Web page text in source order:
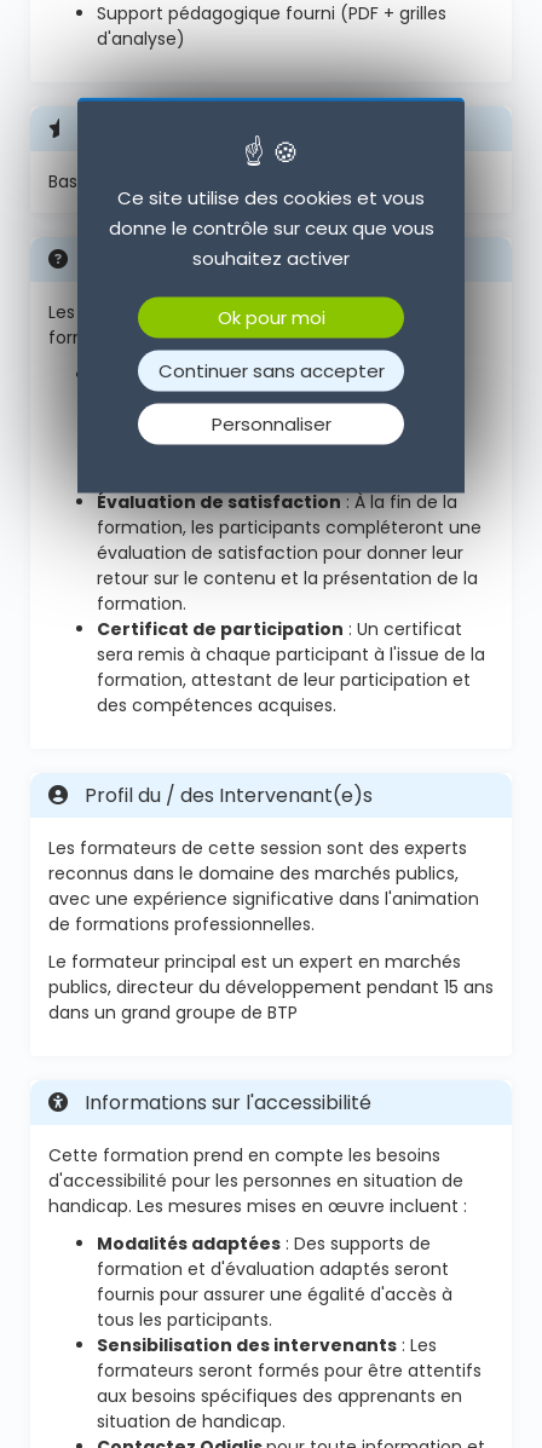
Support pédagogique fourni (PDF + grilles
d'analyse)
Base bureautique
Modalités d'évaluation et de suivi
Les modalités d'évaluation des acquis de la
formation incluent :
Évaluations durant la formation
: Les
connaissances des participants seront
évaluées tout au long de la session pour
assurer une bonne compréhension des
Évaluation de satisfaction: À la fin de la
formation, les participants compléteront une
évaluation de satisfaction pour donner leur
retour sur le contenu et la présentation de la
formation.
Certificat de participation : Un certificat
sera remis à chaque participant à l'issue de la
formation, attestant de leur participation et
des compétences acquises.
Profil du / des Intervenant(e)s
Les formateurs de cette session sont des experts
reconnus dans le domaine des marchés publics,
avec une expérience significative dans l'animation
de formations professionnelles.
Le formateur principal est un expert en marchés
publics, directeur du développement pendant 15 ans
dans un grand groupe de BTP
Informations sur l'accessibilité
Cette formation prend en compte les besoins
d'accessibilité pour les personnes en situation de
handicap. Les mesures mises en œuvre incluent :
Modalités adaptées : Des supports de
formation et d'évaluation adaptés seront
fournis pour assurer une égalité d'accès à
tous les participants.
Sensibilisation des intervenants : Les
formateurs seront formés pour être attentifs
aux besoins spécifiques des apprenants en
situation de handicap.
Ce site utilise des cookies et vous
donne le contrôle sur ceux que vous
souhaitez activer
Ok pour moi
Continuer sans accepter
Personnaliser